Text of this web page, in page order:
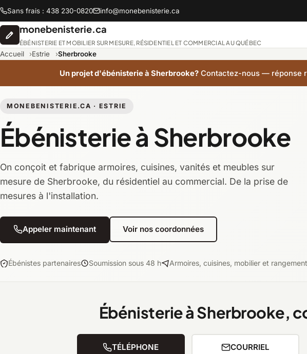
Sans frais : 438 230-0820 info@monebenisterie.ca
monebenisterie.ca
ÉBÉNISTERIE ET MOBILIER SUR MESURE, RÉSIDENTIEL ET COMMERCIAL AU QUÉBEC
Chaudière-Appalaches Côte-
Lanaudière
Accueil Estrie Sherbrooke
Un projet d'ébénisterie à Sherbrooke?Contactez-nous — réponse
MONEBENISTERIE.CA · ESTRIE
Ébénisterie à Sherbrooke
On conçoit et fabrique armoires, cuisines, vanités et meubles sur
mesure de Sherbrooke, du résidentiel au commercial. De la prise de
mesures à l'installation.
Appeler maintenant Voir nos coordonnées
Ébénistes partenaires Soumission sous 48 h Armoires, cuisines, mobilier et rangement
Ébénisterie à Sherbrooke,
TÉLÉPHONE COURRIEL